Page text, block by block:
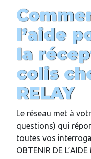
l’aide
la
colis
RELAY
Le réseau met à
questions) qui
toutes vos
OBTENIR DE